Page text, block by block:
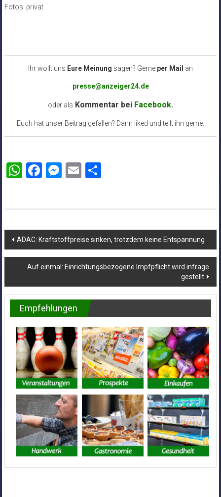
Fotos: privat
Ihr wollt uns Eure Meinung sagen? Gerne per Mail an
presse@anzeiger24.de
oder als Kommentar bei Facebook.
Euch hat unser Beitrag gefallen? Dann liked und teilt ihn gerne.
WhatsApp
Facebook
Messenger
EmailTeilen
Beitragsnavigation
ADAC: Kraftstoffpreise sinken, trotzdem keine Entspannung
Auf einmal: Einrichtungsbezogene Impfpflicht wird infrage
gestellt
Empfehlungen